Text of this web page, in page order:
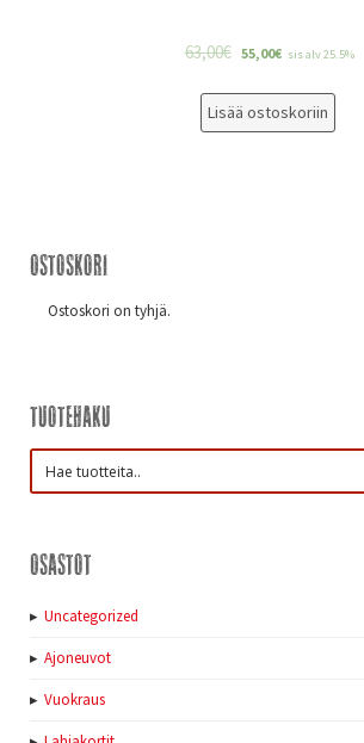
63,00€ 55,00€ sis alv 25.5%
Lisää ostoskoriin
Ostoskori
Ostoskori on tyhjä.
Tuotehaku
Osastot
Uncategorized
Ajoneuvot
Vuokraus